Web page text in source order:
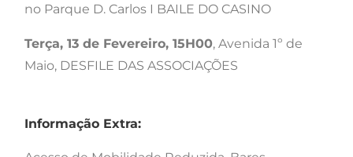
no Parque D. Carlos I BAILE DO CASINO
Terça, 13 de Fevereiro, 15H00, Avenida 1º de
Maio, DESFILE DAS ASSOCIAÇÕES
Informação Extra: